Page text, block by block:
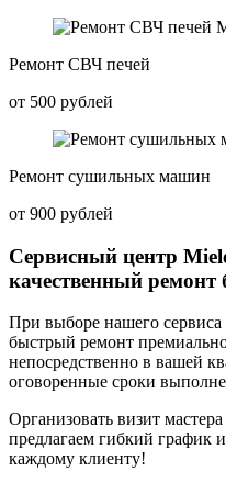
Ремонт СВЧ печей
от 500 рублей
Ремонт сушильных машин
от 900 рублей
Сервисный центр
качественный ремонт
При выборе нашего сервиса
быстрый ремонт
непосредственно в вашей
оговоренные сроки
Организовать визит
предлагаем гибкий график
каждому клиенту!